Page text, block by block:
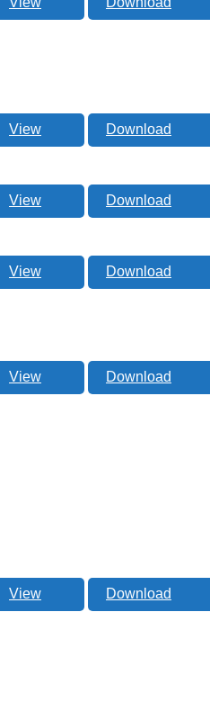
View Download
View Download
View Download
View Download
View Download